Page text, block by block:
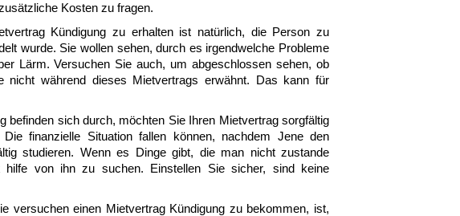
Kosten zu fragen.
Kündigung zu erhalten ist natürlich, die Person zu
wurde. Sie wollen sehen, durch es irgendwelche Probleme
Lärm. Versuchen Sie auch, um abgeschlossen sehen, ob
während dieses Mietvertrags erwähnt. Das kann für
befinden sich durch, möchten Sie Ihren Mietvertrag sorgfältig
finanzielle Situation fallen können, nachdem Jene den
studieren. Wenn es Dinge gibt, die man nicht zustande
von ihn zu suchen. Einstellen Sie sicher, sind keine
versuchen einen Mietvertrag Kündigung zu bekommen, ist,